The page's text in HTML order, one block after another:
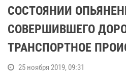
СОСТОЯНИИ
СОВЕРШИВШЕГО
ТРАНСПОРТНОЕ
25 ноября 2019, 09:31